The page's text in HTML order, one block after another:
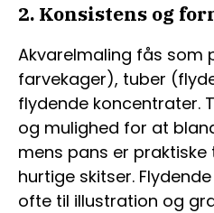
2. Konsistens og
Akvarelmaling fås som
farvekager), tuber
flydende koncentrater.
og mulighed for at
mens pans er praktiske
hurtige skitser.
ofte til illustration og